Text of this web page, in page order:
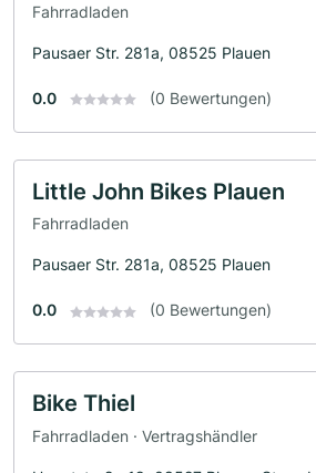
Fahrradladen
Pausaer Str. 281a, 08525 Plauen
0.0 (0 Bewertungen)
Little John Bikes Plauen
Fahrradladen
Pausaer Str. 281a, 08525 Plauen
0.0 (0 Bewertungen)
Bike Thiel
Fahrradladen · Vertragshändler